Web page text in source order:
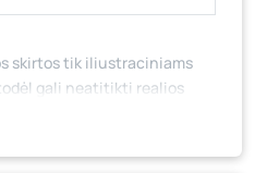
skirtos tik iliustraciniams
gali neatitikti realios
komplektacijos, spalvos ar
jame nebūtinai